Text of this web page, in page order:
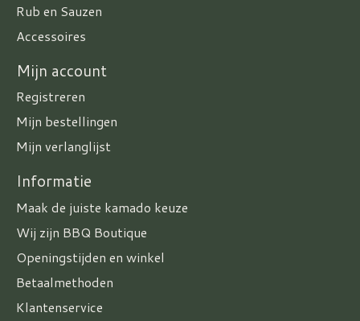
Rub en Sauzen
Accessoires
Mijn account
Registreren
Mijn bestellingen
Mijn verlanglijst
Informatie
Maak de juiste kamado keuze
Wij zijn BBQ Boutique
Openingstijden en winkel
Betaalmethoden
Klantenservice